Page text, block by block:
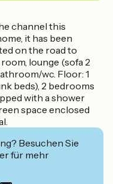
channel this
it has been
on the road to
lounge (sofa 2
wc. Floor: 1
beds), 2 bedrooms
with a shower
space enclosed
Besuchen Sie
für mehr